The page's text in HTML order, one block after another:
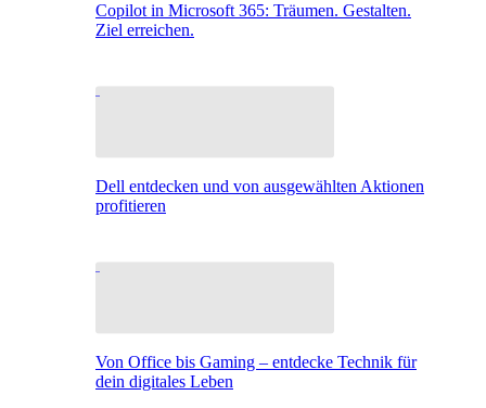
Copilot in Microsoft 365: Träumen. Gestalten.
Ziel erreichen.
Dell entdecken und von ausgewählten Aktionen
profitieren
Von Office bis Gaming – entdecke Technik für
dein digitales Leben